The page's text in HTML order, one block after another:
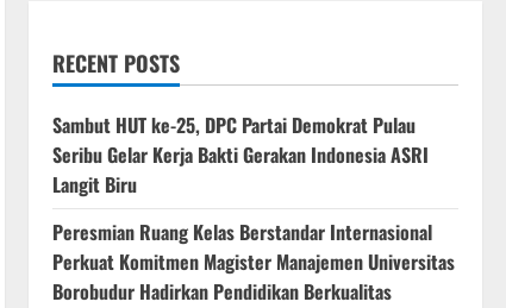
RECENT POSTS
‎Sambut HUT ke-25, DPC Partai Demokrat Pulau
Seribu Gelar Kerja Bakti Gerakan Indonesia ASRI
Langit Biru
Peresmian Ruang Kelas Berstandar Internasional
Perkuat Komitmen Magister Manajemen Universitas
Borobudur Hadirkan Pendidikan Berkualitas